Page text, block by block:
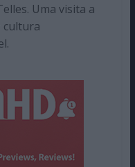
Uma visita a
cultura